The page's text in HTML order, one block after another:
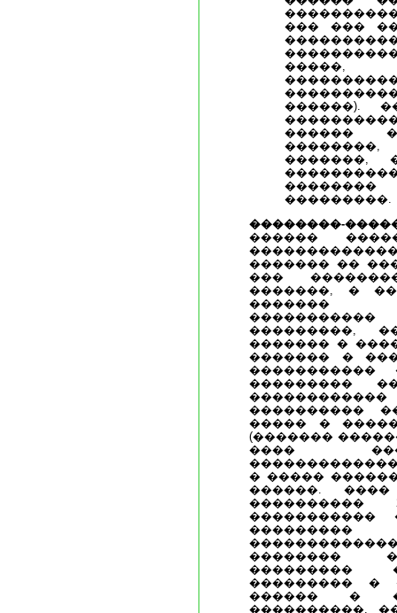
��� ���
�����,
������).
������
�������,
���������.
��������-
������
������� ��
���
�������, �
�������
���������,
������� �
������� �
���������
����������
����� �
(�������
����
� �����
������.
����������
�����������
��������
���������
��������� �
������ �
����������.